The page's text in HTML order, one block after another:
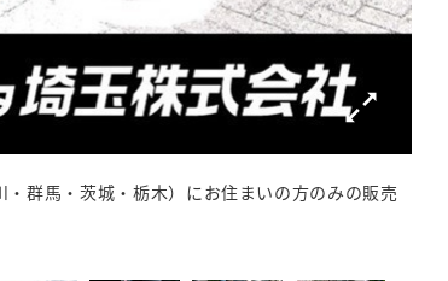
群馬・茨城・栃木）にお住まいの方のみの販売